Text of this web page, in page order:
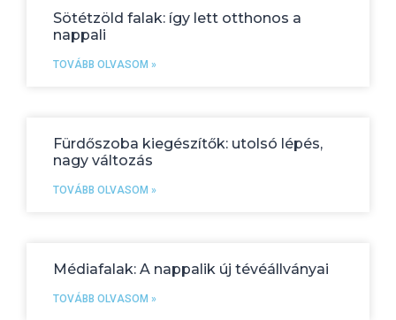
Sötétzöld falak: így lett otthonos a
nappali
TOVÁBB OLVASOM »
Fürdőszoba kiegészítők: utolsó lépés,
nagy változás
TOVÁBB OLVASOM »
Médiafalak: A nappalik új tévéállványai
TOVÁBB OLVASOM »